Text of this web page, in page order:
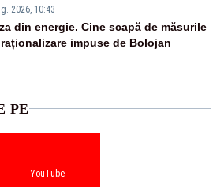
2026, 10:43
din energie. Cine scapă de măsurile
impuse de Bolojan
PE
YouTube